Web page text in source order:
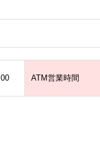
ATM営業時間